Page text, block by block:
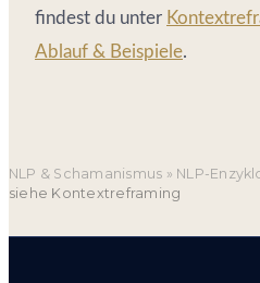
findest du unter
Ablauf & Beispiele.
NLP & Schamanismus » NLP-
siehe Kontextreframing